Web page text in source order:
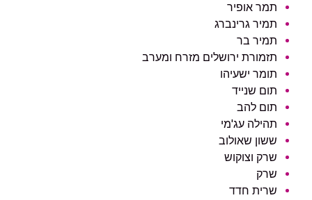
תמר אופיר
תמיר גרינברג
תמיר בר
תזמורת ירושלים מזרח ומערב
תומר ישעיהו
תום שנייד
תום להב
תהילה עג'מי
ששון שאולוב
שרק וצוקוש
שרק
שרית חדד